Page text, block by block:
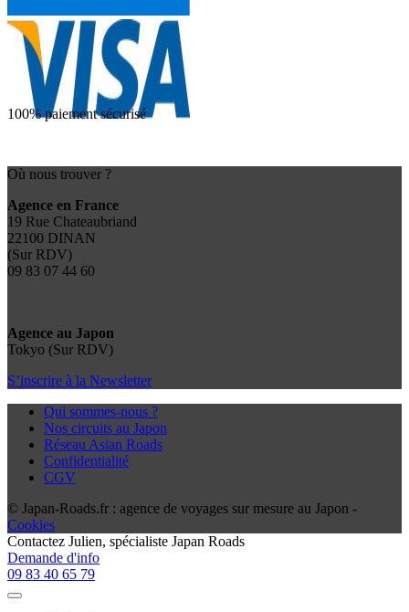
100% paiement sécurisé
Où nous trouver ?
Agence en France
19 Rue Chateaubriand
22100 DINAN
(Sur RDV)
09 83 07 44 60
Agence au Japon
Tokyo (Sur RDV)
S’inscrire à la Newsletter
Qui sommes-nous ?
Nos circuits au Japon
Réseau Asian Roads
Confidentialité
CGV
© Japan-Roads.fr : agence de voyages sur mesure au Japon -
Cookies
Contactez Julien, spécialiste Japan Roads
Demande d'info
09 83 40 65 79